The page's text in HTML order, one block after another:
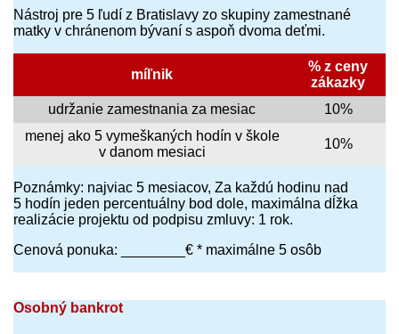
Nástroj pre 5 ľudí z Bratislavy zo skupiny zamestnané
matky v chránenom bývaní s aspoň dvoma deťmi.
míľnik
% z ceny
zákazky
udržanie zamestnania za mesiac
10%
menej ako 5 vymeškaných hodín v škole
v danom mesiaci
10%
Poznámky: najviac 5 mesiacov, Za každú hodinu nad
5 hodín jeden percentuálny bod dole, maximálna dĺžka
realizácie projektu od podpisu zmluvy: 1 rok.
Cenová ponuka: ________€ * maximálne 5 osôb
Osobný bankrot